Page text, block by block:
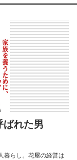
れた男
暮らし。花屋の経営は